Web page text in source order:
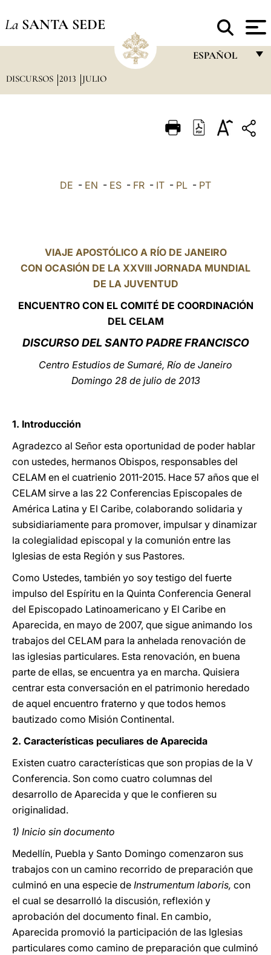
La SANTA SEDE
ESPAÑOL
ITALIANO
中文
DISCURSOS 2013 JULIO
DE - EN - ES - FR - IT - PL - PT
VIAJE APOSTÓLICO A RÍO DE JANEIRO
CON OCASIÓN DE LA XXVIII JORNADA MUNDIAL
DE LA JUVENTUD
ENCUENTRO CON EL COMITÉ DE COORDINACIÓN
DEL CELAM
DISCURSO DEL SANTO PADRE FRANCISCO
Centro Estudios de Sumaré, Río de Janeiro
Domingo 28 de julio de 2013
1. Introducción
Agradezco al Señor esta oportunidad de poder hablar
con ustedes, hermanos Obispos, responsables del
CELAM en el cuatrienio 2011-2015. Hace 57 años que el
CELAM sirve a las 22 Conferencias Episcopales de
América Latina y El Caribe, colaborando solidaria y
subsidiariamente para promover, impulsar y dinamizar
la colegialidad episcopal y la comunión entre las
Iglesias de esta Región y sus Pastores.
Como Ustedes, también yo soy testigo del fuerte
impulso del Espíritu en la Quinta Conferencia General
del Episcopado Latinoamericano y El Caribe en
Aparecida, en mayo de 2007, que sigue animando los
trabajos del CELAM para la anhelada renovación de
las iglesias particulares. Esta renovación, en buena
parte de ellas, se encuentra ya en marcha. Quisiera
centrar esta conversación en el patrimonio heredado
de aquel encuentro fraterno y que todos hemos
bautizado como Misión Continental.
2. Características peculiares de Aparecida
Existen cuatro características que son propias de la V
Conferencia. Son como cuatro columnas del
desarrollo de Aparecida y que le confieren su
originalidad.
1) Inicio sin documento
Medellín, Puebla y Santo Domingo comenzaron sus
trabajos con un camino recorrido de preparación que
culminó en una especie de Instrumentum laboris, con
el cual se desarrolló la discusión, reflexión y
aprobación del documento final. En cambio,
Aparecida promovió la participación de las Iglesias
particulares como camino de preparación que culminó